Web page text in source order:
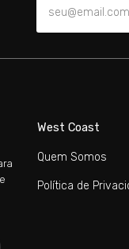
West Coast
Quem Somos
Política de